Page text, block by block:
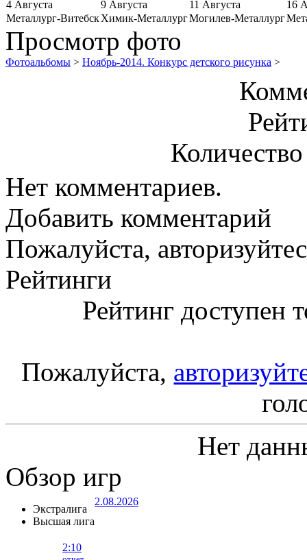
4 Августа
9 Августа 11 Августа
16
Металлург-ВитебскХимик-МеталлургМогилев-Металлург
Просмотр фото
Фотоальбомы > Ноябрь-2014. Конкурс детского рисунка >
Нет комментариев.
Добавить комментарий
Пожалуйста,
Рейтинги
Рейтинг доступен
Пожалуйста,
Нет
Обзор игр
Экстралига
Высшая лига
2.08.2026
2:10